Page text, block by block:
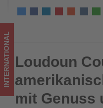
Natur
-
Wissen,
was
im
Loudoun County verbindet
Genuss und Natur
INTERNATIONAL Loudoun
mit Genuss